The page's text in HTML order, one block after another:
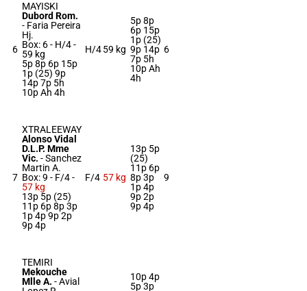
6
MAYISKI
Dubord Rom.
- Faria Pereira
Hj.
Box: 6 - H/4 -
59 kg
5p 8p 6p 15p
1p (25) 9p
14p 7p 5h
10p Ah 4h
H/459 kg
5p 8p
6p 15p
1p (25)
9p 14p
7p 5h
10p Ah
4h
6
7
XTRALEEWAY
Alonso Vidal
D.L.P. Mme
Vic. -Sanchez
Martin A.
Box: 9 - F/4 -
57 kg
13p 5p (25)
11p 6p 8p 3p
1p 4p 9p 2p
9p 4p
F/4 57 kg
13p 5p
(25)
11p 6p
8p 3p
1p 4p
9p 2p
9p 4p
9
TEMIRI
Mekouche
Mlle A. -Avial
10p 4p
5p 3p